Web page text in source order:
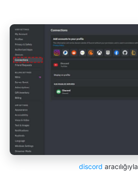
discord aracılığıyla